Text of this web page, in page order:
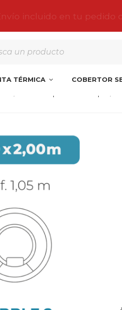
incluido en tu pedido
TÉRMICA COBERTOR